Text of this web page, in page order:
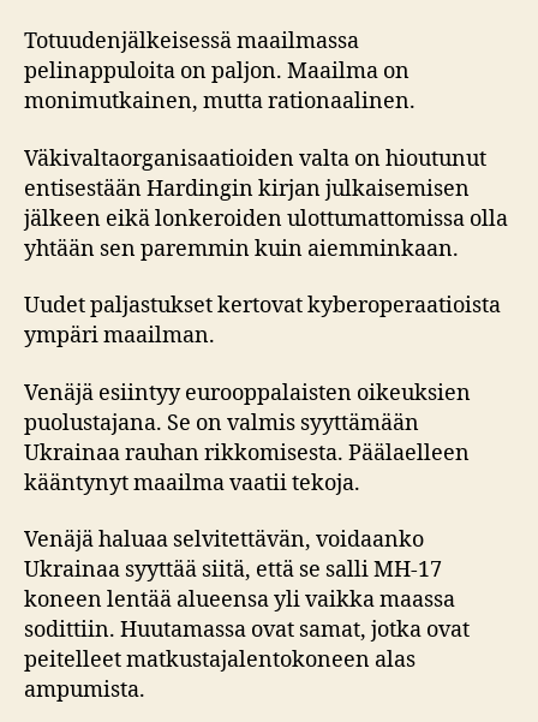
Totuudenjälkeisessä maailmassa
pelinappuloita on paljon. Maailma on
monimutkainen, mutta rationaalinen.
Väkivaltaorganisaatioiden valta on hioutunut
entisestään Hardingin kirjan julkaisemisen
jälkeen eikä lonkeroiden ulottumattomissa olla
yhtään sen paremmin kuin aiemminkaan.
Uudet paljastukset kertovat kyberoperaatioista
ympäri maailman.
Venäjä esiintyy eurooppalaisten oikeuksien
puolustajana. Se on valmis syyttämään
Ukrainaa rauhan rikkomisesta. Päälaelleen
kääntynyt maailma vaatii tekoja.
Venäjä haluaa selvitettävän, voidaanko
Ukrainaa syyttää siitä, että se salli MH-17
koneen lentää alueensa yli vaikka maassa
sodittiin. Huutamassa ovat samat, jotka ovat
peitelleet matkustajalentokoneen alas
ampumista.